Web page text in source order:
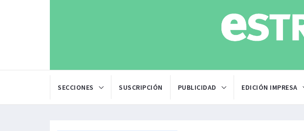
SECCIONES SUSCRIPCIÓN PUBLICIDAD EDICIÓN IMPRESA